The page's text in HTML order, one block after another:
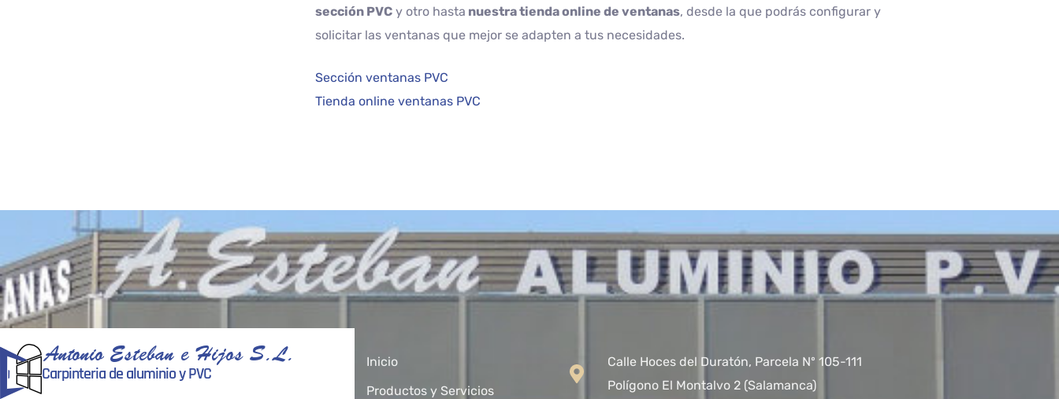
sección PVC y otro hasta nuestra tienda online de ventanas, desde la que podrás configurar y
solicitar las ventanas que mejor se adapten a tus necesidades.
Sección ventanas PVC
Tienda online ventanas PVC
Antonio Esteban e Hijos S.L.
Carpinteria de aluminio y PVC
Inicio
Productos y Servicios
Calle Hoces del Duratón, Parcela Nº 105-111
Polígono El Montalvo 2 (Salamanca)